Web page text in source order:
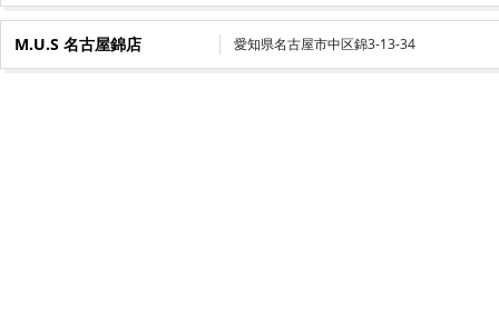
M.U.S 名古屋錦店 愛知県名古屋市中区錦3-13-34